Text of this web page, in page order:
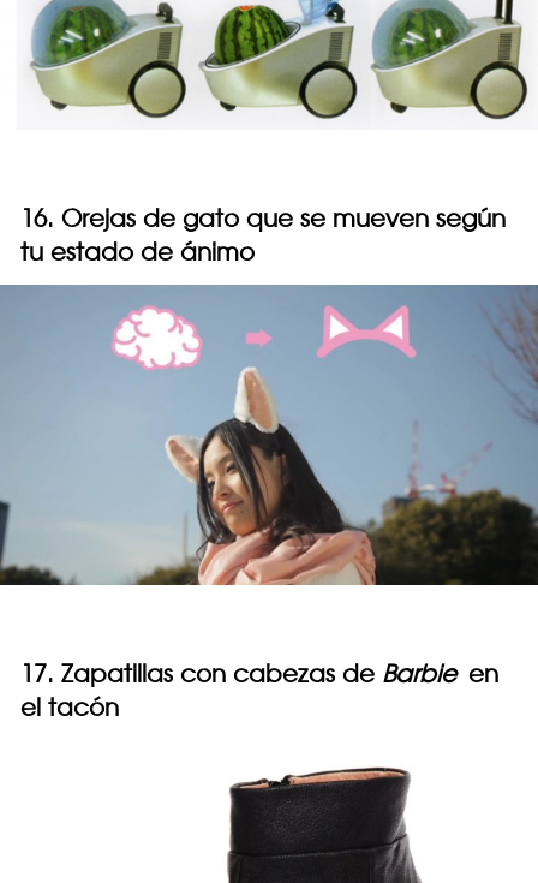
16. Orejas de gato que se mueven según
tu estado de ánimo
17. Zapatillas con cabezas de Barbie en
el tacón